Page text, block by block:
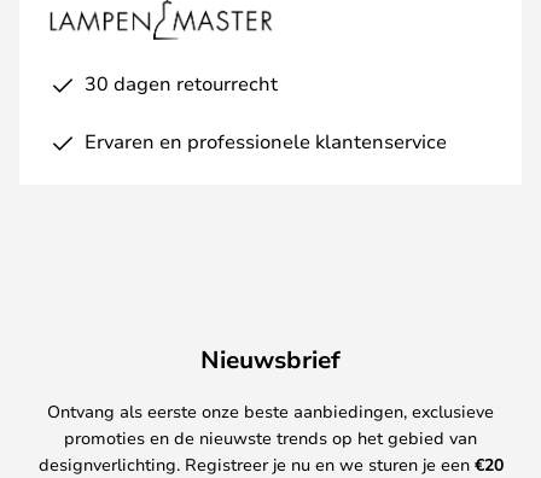
30 dagen retourrecht
Ervaren en professionele klantenservice
Nieuwsbrief
Ontvang als eerste onze beste aanbiedingen, exclusieve
promoties en de nieuwste trends op het gebied van
designverlichting. Registreer je nu en we sturen je een €20